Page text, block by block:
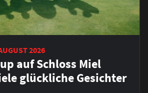
2026
auf Schloss Miel
glückliche Gesichter